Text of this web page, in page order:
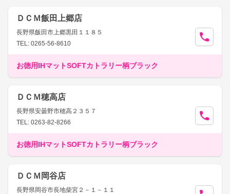
ＤＣＭ飯田上郷店
長野県飯田市上郷黒田１１８５
TEL: 0265-56-8610
お徳用IHマットSOFTカトラリー柄ブラック
ＤＣＭ穂高店
長野県安曇野市穂高２３５７
TEL: 0263-82-8266
お徳用IHマットSOFTカトラリー柄ブラック
ＤＣＭ岡谷店
長野県岡谷市長地柴宮２－１－１１